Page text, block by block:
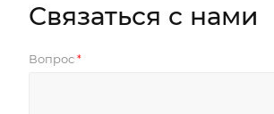
Связаться с нами
Вопрос *